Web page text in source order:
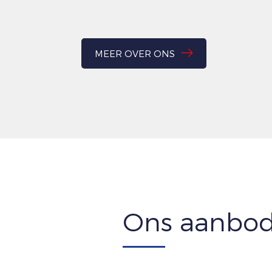
MEER OVER ONS
Ons